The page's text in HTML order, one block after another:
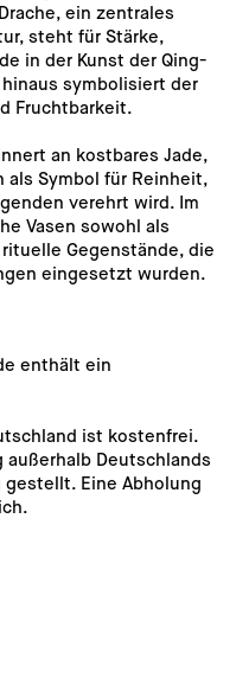
ein zentrales
steht für Stärke,
in der Kunst der Qing-
symbolisiert der
Fruchtbarkeit.
an kostbares Jade,
als Symbol für Reinheit,
verehrt wird. Im
Vasen sowohl als
Gegenstände, die
eingesetzt wurden.
enthält ein
ist kostenfrei.
Deutschlands
Eine Abholung